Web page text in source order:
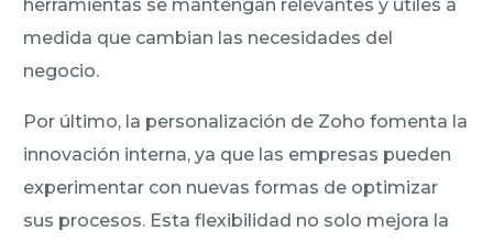
herramientas se mantengan relevantes y útiles a
medida que cambian las necesidades del
negocio.
Por último, la personalización de Zoho fomenta la
innovación interna, ya que las empresas pueden
experimentar con nuevas formas de optimizar
sus procesos. Esta flexibilidad no solo mejora la